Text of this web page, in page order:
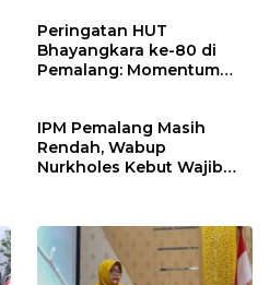
Peringatan HUT
Bhayangkara ke-80 di
Pemalang: Momentum
IPM Pemalang Masih
Rendah, Wabup
Nurkholes Kebut Wajib